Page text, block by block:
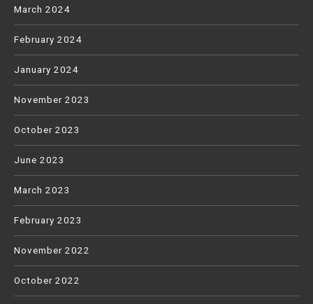
March 2024
February 2024
January 2024
November 2023
October 2023
June 2023
March 2023
February 2023
November 2022
October 2022